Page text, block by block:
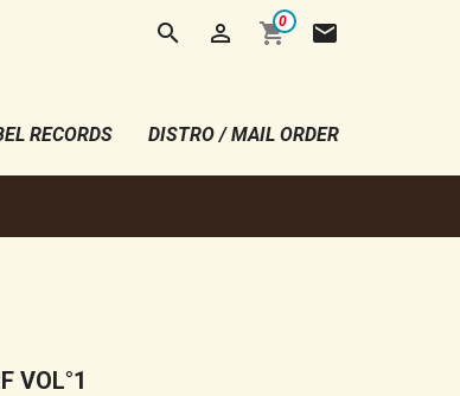
mail
shopping_cart
0


RECORDS DISTRO / MAIL ORDER
VOL°1